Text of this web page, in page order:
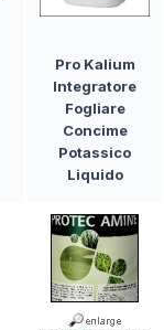
Pro Kalium
Integratore
Fogliare
Concime
Potassico
Liquido